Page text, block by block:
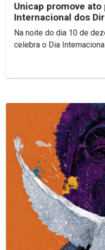
Unicap promove
Internacional dos
combater
Na noite do dia 10 de
celebra o Dia